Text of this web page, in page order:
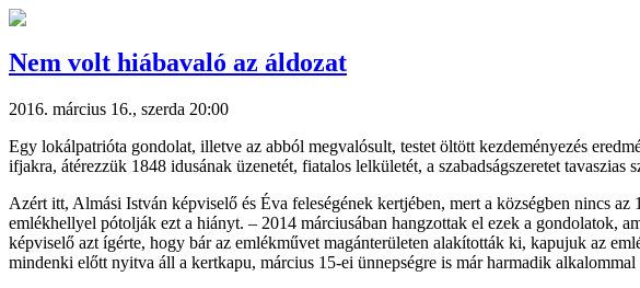
Nem volt hiábavaló az áldozat
2016. március 16., szerda 20:00
Egy lokálpatrióta gondolat, illetve az abból megvalósult, testet öltött kezdeményezés
ifjakra, átérezzük 1848 idusának üzenetét, fiatalos lelkületét, a szabadságszeretet tavaszias
Azért itt, Almási István képviselő és Éva feleségének kertjében, mert a községben nincs
emlékhellyel pótolják ezt a hiányt. – 2014 márciusában hangzottak el ezek a gondolatok,
képviselő azt ígérte, hogy bár az emlékművet magánterületen alakították ki, kapujuk az
mindenki előtt nyitva áll a kertkapu, március 15-ei ünnepségre is már harmadik